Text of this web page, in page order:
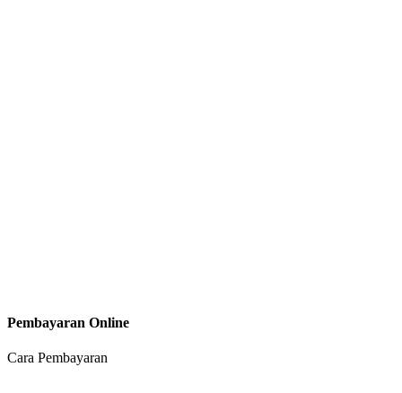
Pembayaran Online
Cara Pembayaran